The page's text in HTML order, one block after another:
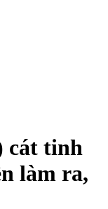
cát tinh
làm ra,